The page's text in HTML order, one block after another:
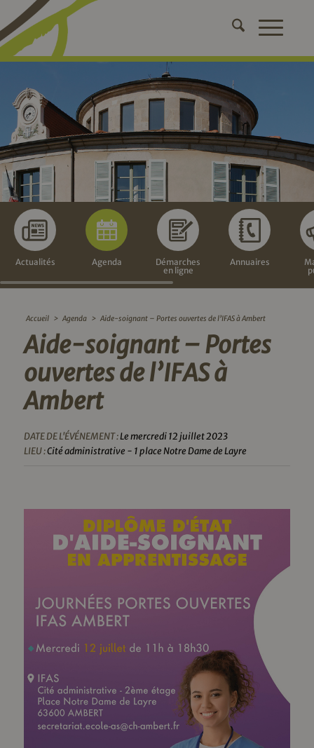
Actualités Agenda
Démarches
en ligne
Annuaires
Accueil > Agenda > Aide-soignant – Portes ouvertes de l’IFAS à Ambert
Aide-soignant – Portes
ouvertes de l’IFAS à
Ambert
DATE DE L'ÉVÉNEMENT :Le mercredi 12 juillet 2023
LIEU :Cité administrative - 1 place Notre Dame de Layre